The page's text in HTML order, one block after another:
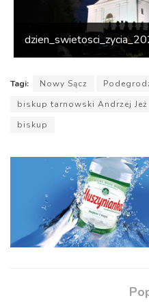
Tagi: Nowy Sącz
biskup tarnowski Andrzej Jeż
biskup